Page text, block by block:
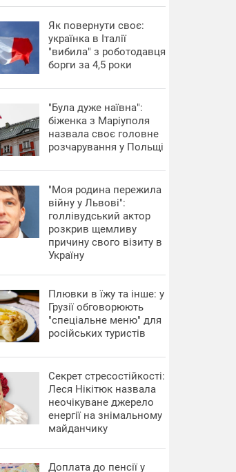
​Як повернути своє:
українка в Італії
"вибила" з роботодавця
борги за 4,5 роки
"Була дуже наївна":
біженка з Маріуполя
назвала своє головне
розчарування у Польщі
"Моя родина пережила
війну у Львові":
голлівудський актор
розкрив щемливу
причину свого візиту в
Україну
Плювки в їжу та інше: у
Грузії обговорюють
"спеціальне меню" для
російських туристів
Секрет стресостійкості:
Леся Нікітюк назвала
неочікуване джерело
енергії на знімальному
майданчику
Доплата до пенсії у